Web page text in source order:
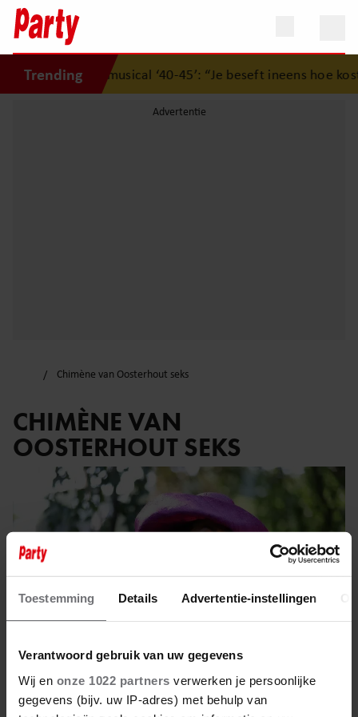
Toestemming Details Advertentie-instellingen
Verantwoord gebruik van uw gegevens
Wij en onze 1022 partners verwerken je persoonlijke
gegevens (bijv. uw IP-adres) met behulp van
Trending musical ‘40-45’: “Je beseft ineens hoe
Chimène van Oosterhout seks
CHIMÈNE VAN
OOSTERHOUT SEKS